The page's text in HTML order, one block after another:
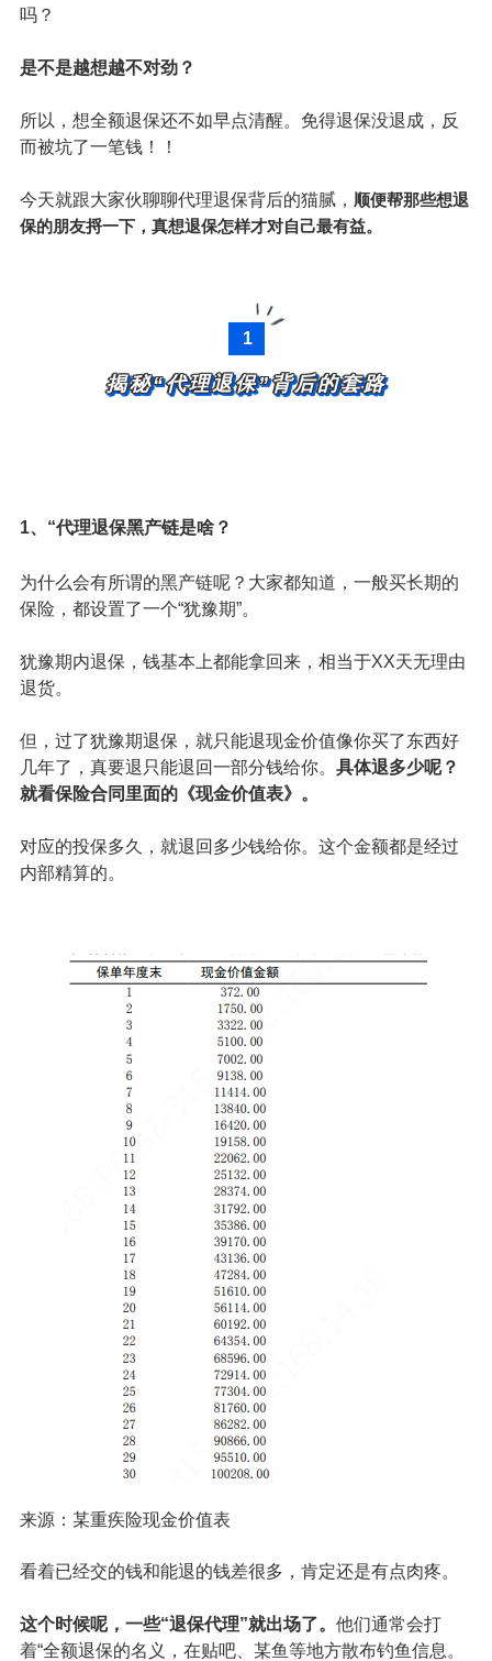
吗？
是不是越想越不对劲？
所以，想全额退保还不如早点清醒。免得退保没退成，反
而被坑了一笔钱！！
今天就跟大家伙聊聊代理退保背后的猫腻， 顺便帮那些想退
保的朋友捋一下，真想退保怎样才对自己最有益。
1
揭秘“代理退保”背后的套路
1、“代理退保黑产链是啥？
为什么会有所谓的黑产链呢？大家都知道，一般买长期的
保险，都设置了一个“犹豫期”。
犹豫期内退保，钱基本上都能拿回来，相当于XX天无理由
退货。
但，过了犹豫期退保，就只能退现金价值像你买了东西好
几年了，真要退只能退回一部分钱给你。 具体退多少呢？
就看保险合同里面的《现金价值表》。
对应的投保多久，就退回多少钱给你。这个金额都是经过
内部精算的。
来源：某重疾险现金价值表
看着已经交的钱和能退的钱差很多，肯定还是有点肉疼。
这个时候呢，一些“退保代理”就出场了。 他们通常会打
着“全额退保的名义，在贴吧、某鱼等地方散布钓鱼信息。